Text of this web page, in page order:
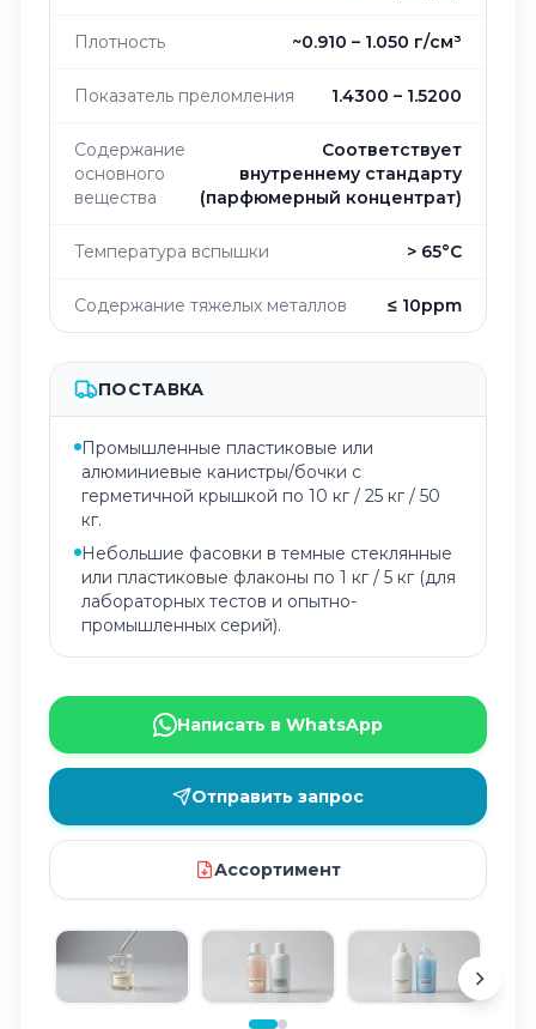
Плотность ~0.910 – 1.050 г/см³
Показатель преломления 1.4300 – 1.5200
Содержание
основного
вещества
Соответствует
внутреннему стандарту
(парфюмерный концентрат)
Температура вспышки > 65°C
Содержание тяжелых металлов ≤ 10ppm
ПОСТАВКА
Промышленные пластиковые или
алюминиевые канистры/бочки с
герметичной крышкой по 10 кг / 25 кг / 50
кг.
Небольшие фасовки в темные стеклянные
или пластиковые флаконы по 1 кг / 5 кг (для
лабораторных тестов и опытно-
промышленных серий).
Написать в WhatsApp
Отправить запрос
Ассортимент